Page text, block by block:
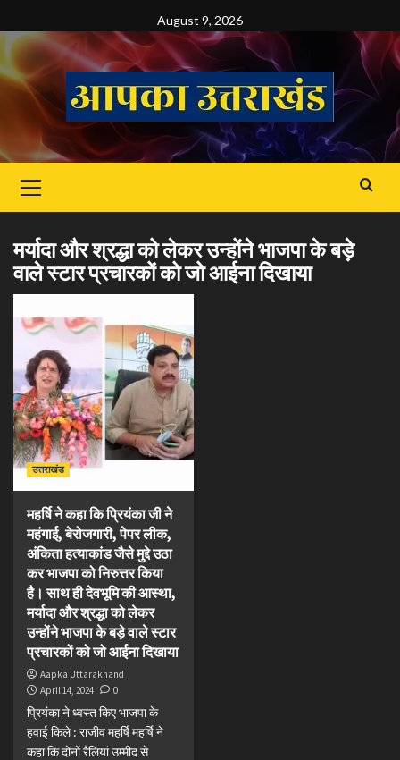
to
content
August 9, 2026
Menu
मर्यादा और श्रद्धा को लेकर उन्होंने भाजपा के बड़े
वाले स्टार प्रचारकों को जो आईना दिखाया
उत्तराखंड
महर्षि ने कहा कि प्रियंका जी ने
महंगाई, बेरोजगारी, पेपर लीक,
अंकिता हत्याकांड जैसे मुद्दे उठा
कर भाजपा को निरुत्तर किया
है। साथ ही देवभूमि की आस्था,
मर्यादा और श्रद्धा को लेकर
उन्होंने भाजपा के बड़े वाले स्टार
प्रचारकों को जो आईना दिखाया
Aapka Uttarakhand
April 14, 2024
0
प्रियंका ने ध्वस्त किए भाजपा के
हवाई किले : राजीव महर्षि महर्षि ने
कहा कि दोनों रैलियां उम्मीद से